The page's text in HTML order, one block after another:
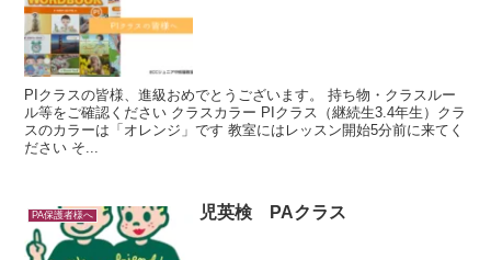
PIクラスの皆様、進級おめでとうございます。 持ち物・クラスルー
ル等をご確認ください クラスカラー PIクラス（継続生3.4年生）クラ
スのカラーは「オレンジ」です 教室にはレッスン開始5分前に来てく
ださい そ...
PA保護者様へ 児英検 PAクラス